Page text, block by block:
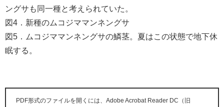
ングサも同一種と考えられていた。
図4．新種のムコジママンネングサ
図5．ムコジママンネングサの鱗茎。夏はこの状態で地下休
眠する。
PDF形式のファイルを開くには、Adobe Acrobat Reader DC（旧